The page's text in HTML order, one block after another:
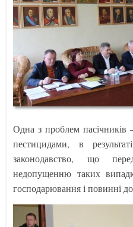
Одна з проблем пасічників
пестицидами, в
законодавство, що
недопущенню таких
господарювання і повинні